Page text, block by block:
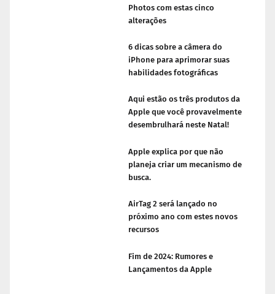
Photos com estas cinco
alterações
6 dicas sobre a câmera do
iPhone para aprimorar suas
habilidades fotográficas
Aqui estão os três produtos da
Apple que você provavelmente
desembrulhará neste Natal!
Apple explica por que não
planeja criar um mecanismo de
busca.
AirTag 2 será lançado no
próximo ano com estes novos
recursos
Fim de 2024: Rumores e
Lançamentos da Apple